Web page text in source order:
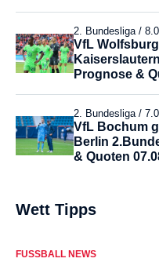
2. Bundesliga /
VfL
Prognose &
2. Bundesliga /
VfL Bochum
Berlin
& Quoten
Wett Tipps
FUSSBALL NEWS